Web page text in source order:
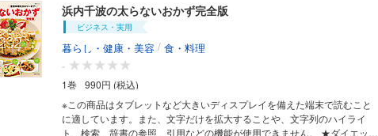
定食ベスト10 ◎毎日でも食べたい主菜10品 ◎健康な食事スマートミール
◎疲れていても作れる簡単主菜 など
浜内千波の太らないおかず完全版
ビジネス・実用
暮らし・健康・美容 / 食・料理
-
1巻
990円 (税込)
※この商品はタブレットなど大きいディスプレイを備えた端末で読むこと
に適しています。また、文字だけを拡大することや、文字列のハイライ
ト、検索、辞書の参照、引用などの機能が使用できません。 ★ダイエット